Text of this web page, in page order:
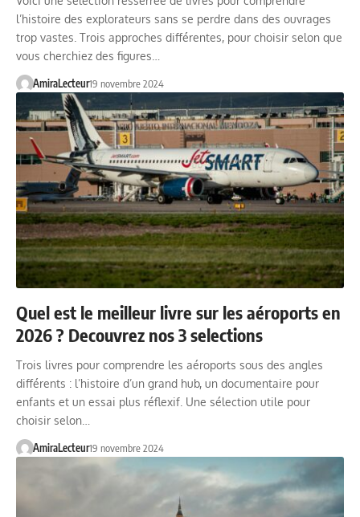
l’histoire des explorateurs sans se perdre dans des ouvrages
trop vastes. Trois approches différentes, pour choisir selon que
vous cherchiez des figures…
AmiraLecteur19 novembre 2024
Quel est le meilleur livre sur les aéroports en
2026 ? Decouvrez nos 3 selections
Trois livres pour comprendre les aéroports sous des angles
différents : l’histoire d’un grand hub, un documentaire pour
enfants et un essai plus réflexif. Une sélection utile pour
choisir selon…
AmiraLecteur19 novembre 2024